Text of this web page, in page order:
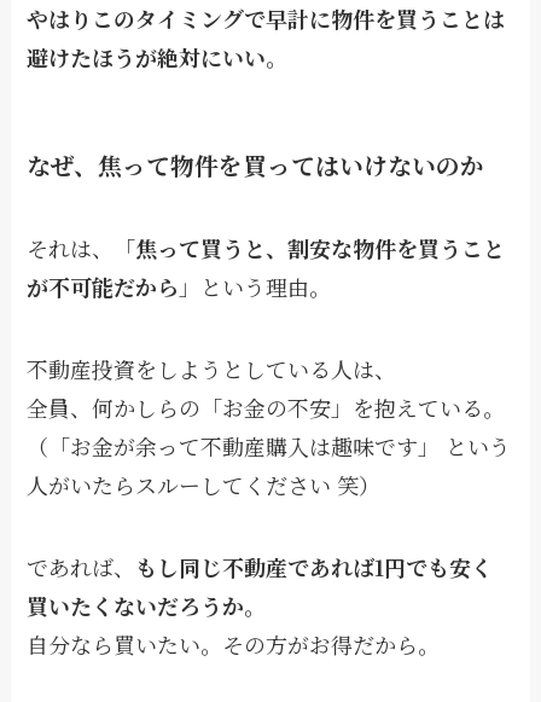
やはりこのタイミングで早計に物件を買うことは
避けたほうが絶対にいい。
なぜ、焦って物件を買ってはいけないのか
それは、「焦って買うと、割安な物件を買うこと
が不可能だから 」という理由。
不動産投資をしようとしている人は、
全員、何かしらの「お金の不安」を抱えている。
（「お金が余って不動産購入は趣味です」 という
人がいたらスルーしてください 笑）
であれば、
もし同じ不動産であれば1円でも安く
買いたくないだろうか。
自分なら買いたい。その方がお得だから。